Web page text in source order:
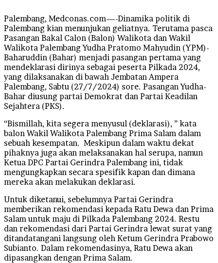
Palembang, Medconas.com—-Dinamika politik di
Palembang kian menunjukan geliatnya. Terutama pasca
Pasangan Bakal Calon (Balon) Walikota dan Wakil
Walikota Palembang Yudha Pratomo Mahyudin (YPM)-
Baharuddin (Bahar) menjadi pasangan pertama yang
mendeklarasi dirinya sebagai peserta Pilkada 2024,
yang dilaksanakan di bawah Jembatan Ampera
Palembang, Sabtu (27/7/2024) sore. Pasangan Yudha-
Bahar diusung partai Demokrat dan Partai Keadilan
Sejahtera (PKS).
“Bismillah, kita segera menyusul (deklarasi), ” kata
balon Wakil Walikota Palembang Prima Salam dalam
sebuah kesempatan. Meskipun dalam waktu dekat
pihaknya juga akan melaksanakan hal serupa, namun
Ketua DPC Partai Gerindra Palembang ini, tidak
mengungkapkan secara spesifik kapan dan dimana
mereka akan melakukan deklarasi.
Untuk diketanui, sebelumnya Partai Gerindra
memberikan rekomendasi kepada Ratu Dewa dan Prima
Salam untuk maju di Pilkada Palembang 2024. Restu
dan rekomendasi dari Partai Gerindra lewat surat yang
ditandatangani langsung oleh Ketum Gerindra Prabowo
Subianto. Dalam rekomendasinya, Ratu Dewa akan
dipasangkan dengan Prima Salam.